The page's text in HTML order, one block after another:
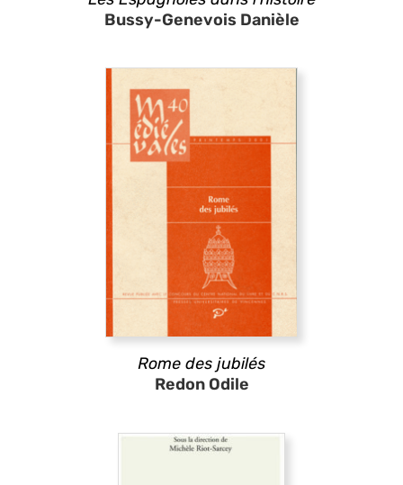
Bussy-Genevois Danièle
Rome des jubilés
Redon Odile